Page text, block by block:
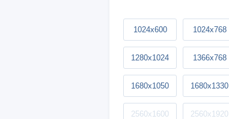
1024x600 1024x768
1280x1024 1366x768
1680x1050 1680x1330
2560x1600 2560x1920